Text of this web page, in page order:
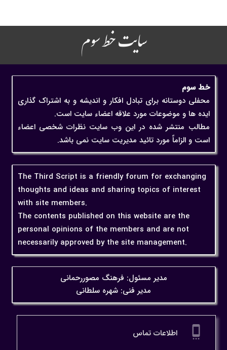
سایت خط سوم
خط سوم
محفلی دوستانه برای تبادل افکار و اندیشه و به اشتراک گذاری
ایده ها و موضوعات مورد علاقه اعضاء سایت است.
مطالب منتشر شده در این وب سایت نظرات شخصی اعضاء
است و الزاماً مورد تائید مدیریت سایت نمی باشد.
The Third Script is a friendly forum for exchanging
thoughts and ideas and sharing topics of interest
with site members.
The contents published on this website are the
personal opinions of the members and are not
necessarily approved by the site management.
مدیر مسئول: فرهنگ مصوررحمانی
مدیر فنی: شهره سلطانی
settings_cell اطلاعات تماس